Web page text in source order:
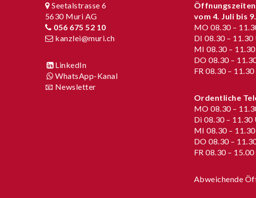
Seetalstrasse 6
5630 Muri AG
056 675 52 10
kanzlei@muri.ch
LinkedIn
WhatsApp-Kanal
📧 Newsletter
vom 4. Juli bis
MO 08.30 –
DI 08.30 – 11.30
MI 08.30 –
DO 08.30 –
FR 08.30 –
Ordentliche
MO 08.30 –
Di 08.30 –
MI 08.30 –
DO 08.30 –
FR 08.30 –
Abweichende